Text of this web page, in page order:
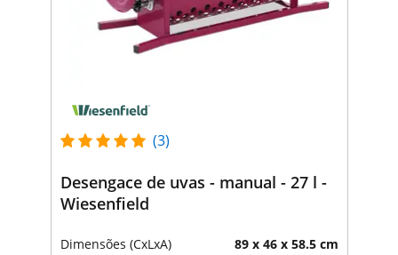
(3)
Desengace de uvas - manual - 27 l -
Wiesenfield
Dimensões (CxLxA) 89 x 46 x 58.5 cm